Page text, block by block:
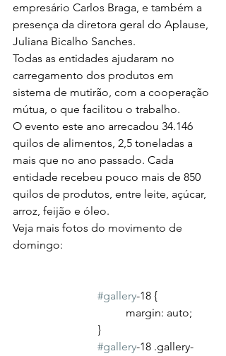
empresário Carlos Braga, e também a
presença da diretora geral do Aplause,
Juliana Bicalho Sanches.
Todas as entidades ajudaram no
carregamento dos produtos em
sistema de mutirão, com a cooperação
mútua, o que facilitou o trabalho.
O evento este ano arrecadou 34.146
quilos de alimentos, 2,5 toneladas a
mais que no ano passado. Cada
entidade recebeu pouco mais de 850
quilos de produtos, entre leite, açúcar,
arroz, feijão e óleo.
Veja mais fotos do movimento de
domingo:
#gallery-18 {
				margin: auto;
			}
#gallery-18 .gallery-